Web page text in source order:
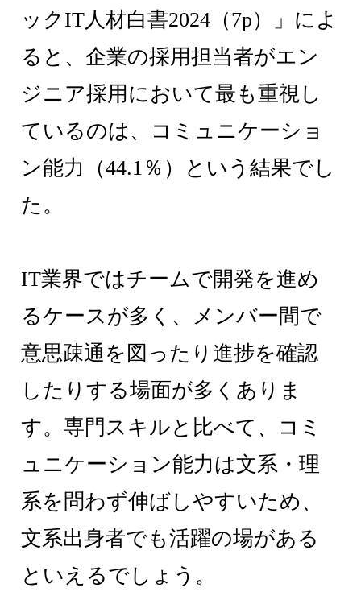
ックIT人材白書2024（7p）」によ
ると、企業の採用担当者がエン
ジニア採用において最も重視し
ているのは、コミュニケーショ
ン能力（44.1％）という結果でし
た。
IT業界ではチームで開発を進め
るケースが多く、メンバー間で
意思疎通を図ったり進捗を確認
したりする場面が多くありま
す。専門スキルと比べて、コミ
ュニケーション能力は文系・理
系を問わず伸ばしやすいため、
文系出身者でも活躍の場がある
といえるでしょう。